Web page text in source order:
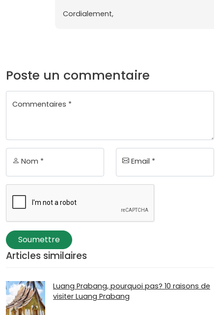
Cordialement,
Poste un commentaire
Commentaires *
Nom * Email *
Soumettre
Articles similaires
Luang Prabang, pourquoi pas? 10 raisons de
visiter Luang Prabang